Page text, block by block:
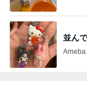
並ん
Ameba